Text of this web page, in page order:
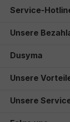
Service-
Unsere
Dusyma
Unsere
Unsere